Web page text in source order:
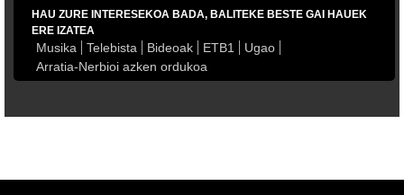
HAU ZURE INTERESEKOA BADA, BALITEKE BESTE GAI HAUEK
ERE IZATEA
Musika Telebista Bideoak ETB1
Ugao
Arratia-Nerbioi azken ordukoa